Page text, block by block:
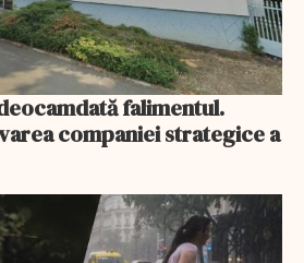
falimentul.
companiei strategice a